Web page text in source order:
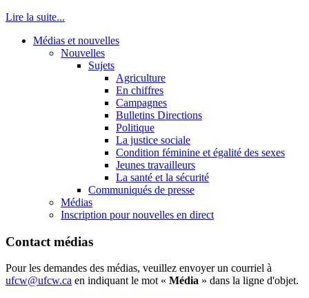
Lire la suite...
Médias et nouvelles
Nouvelles
Sujets
Agriculture
En chiffres
Campagnes
Bulletins Directions
Politique
La justice sociale
Condition féminine et égalité des sexes
Jeunes travailleurs
La santé et la sécurité
Communiqués de presse
Médias
Inscription pour nouvelles en direct
Contact médias
Pour les demandes des médias, veuillez envoyer un courriel à
ufcw@ufcw.ca en indiquant le mot « Média » dans la ligne d'objet.